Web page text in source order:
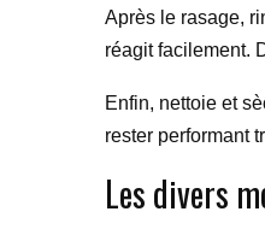
Après le rasage,
réagit facilement.
Enfin, nettoie et
rester performant
Les divers